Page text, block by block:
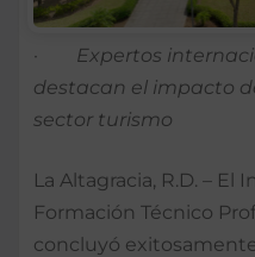
· Expertos
destacan el impacto
sector turismo
La Altagracia, R.D. –
Formación Técnico
concluyó